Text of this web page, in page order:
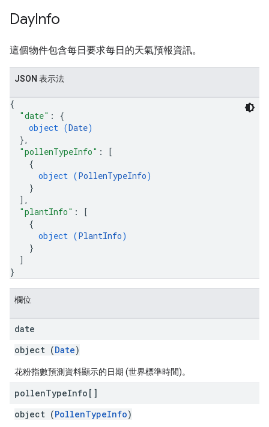
DayInfo
這個物件包含每日要求每日的天氣預報資訊。
JSON 表示法
{
"date" : {
object (Date)
},
"pollenTypeInfo" :
[
{
object (PollenTypeInfo)
}
] ,
"plantInfo" :
[
{
object (PlantInfo)
}
]
}
欄位
date
object (Date)
花粉指數預測資料顯示的日期 (世界標準時間)。
pollenTypeInfo[]
object (PollenTypeInfo)